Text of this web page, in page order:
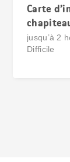
Carte
jusqu’à 2
Difficile